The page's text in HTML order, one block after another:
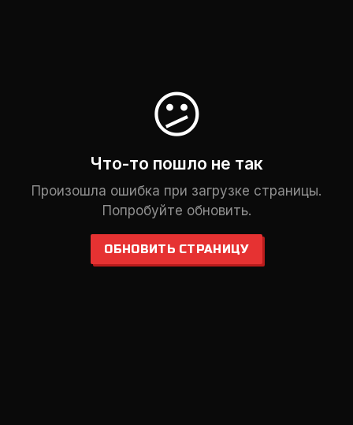
😕
Что-то пошло не так
Произошла ошибка при загрузке страницы.
Попробуйте обновить.
ОБНОВИТЬ СТРАНИЦУ